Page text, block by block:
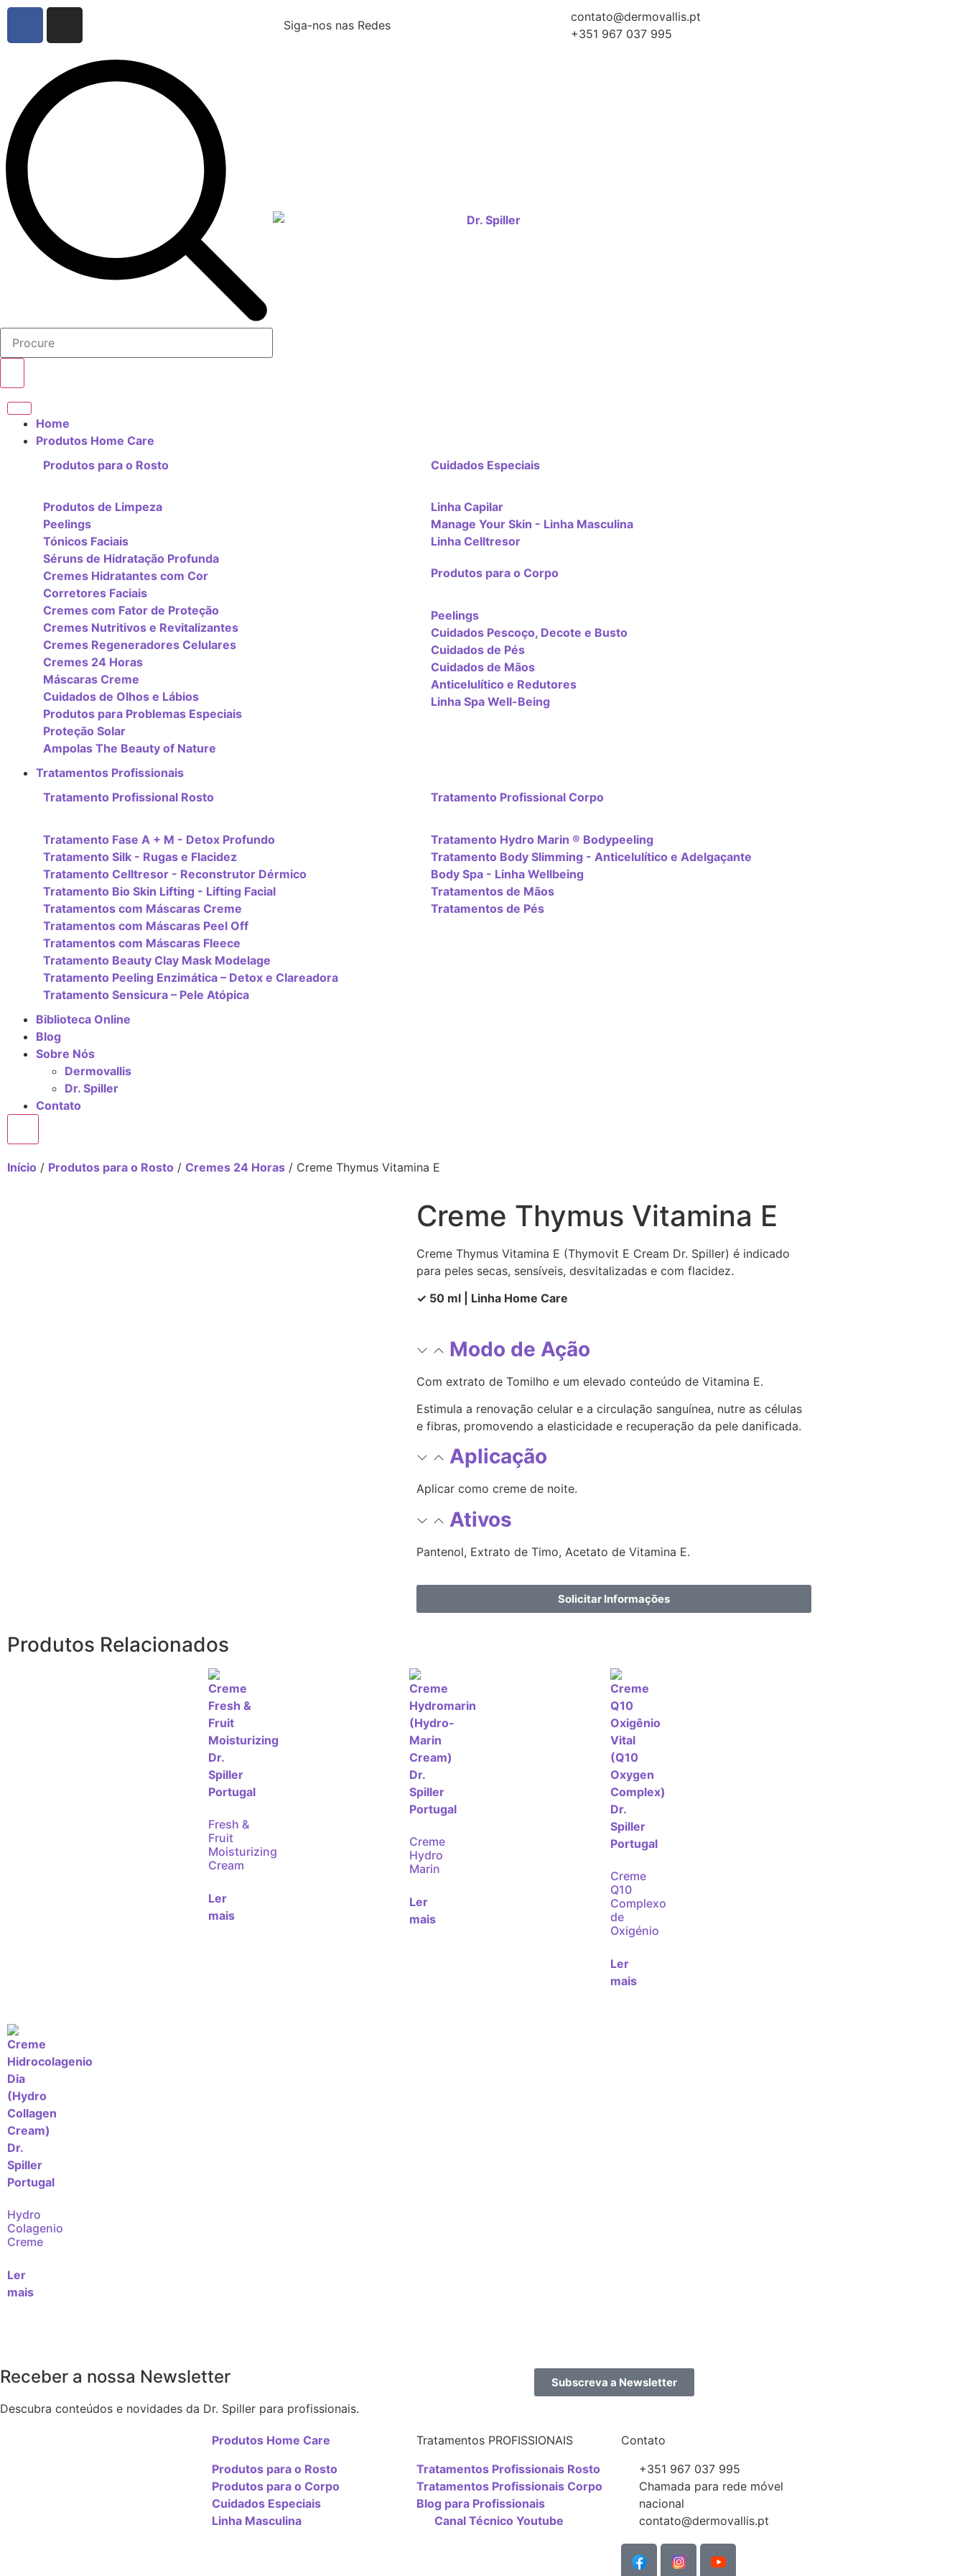
Siga-nos nas Redes
contato@dermovallis.pt
+351 967 037 995
Home
Produtos Home Care
Produtos para o Rosto
Produtos de Limpeza
Peelings
Tónicos Faciais
Séruns de Hidratação Profunda
Cremes Hidratantes com Cor
Corretores Faciais
Cremes com Fator de Proteção
Cremes Nutritivos e Revitalizantes
Cremes Regeneradores Celulares
Cremes 24 Horas
Máscaras Creme
Cuidados de Olhos e Lábios
Produtos para Problemas Especiais
Proteção Solar
Ampolas The Beauty of Nature
Cuidados Especiais
Linha Capilar
Manage Your Skin - Linha Masculina
Linha Celltresor
Produtos para o Corpo
Peelings
Cuidados Pescoço, Decote e Busto
Cuidados de Pés
Cuidados de Mãos
Anticelulítico e Redutores
Linha Spa Well-Being
Tratamentos Profissionais
Tratamento Profissional Rosto
Tratamento Fase A + M - Detox Profundo
Tratamento Silk - Rugas e Flacidez
Tratamento Celltresor - Reconstrutor Dérmico
Tratamento Bio Skin Lifting - Lifting Facial
Tratamentos com Máscaras Creme
Tratamentos com Máscaras Peel Off
Tratamentos com Máscaras Fleece
Tratamento Beauty Clay Mask Modelage
Tratamento Peeling Enzimática – Detox e Clareadora
Tratamento Sensicura – Pele Atópica
Tratamento Profissional Corpo
Tratamento Hydro Marin ® Bodypeeling
Tratamento Body Slimming - Anticelulítico e Adelgaçante
Body Spa - Linha Wellbeing
Tratamentos de Mãos
Tratamentos de Pés
Biblioteca Online
Blog
Sobre Nós
Dermovallis
Dr. Spiller
Contato
Início / Produtos para o Rosto / Cremes 24 Horas / Creme Thymus Vitamina E
Creme Thymus Vitamina E
Creme Thymus Vitamina E (Thymovit E Cream Dr. Spiller) é indicado
para peles secas, sensíveis, desvitalizadas e com flacidez.
✓ 50 ml | Linha Home Care
Modo de Ação
Com extrato de Tomilho e um elevado conteúdo de Vitamina E.
Estimula a renovação celular e a circulação sanguínea, nutre as células
e fibras, promovendo a elasticidade e recuperação da pele danificada.
Aplicação
Aplicar como creme de noite.
Ativos
Pantenol, Extrato de Timo, Acetato de Vitamina E.
Solicitar Informações
Produtos Relacionados
Fresh &
Fruit
Moisturizing
Cream
Ler
mais
Creme
Hydro
Marin
Ler
mais
Creme
Q10
Complexo
de
Oxigénio
Ler
mais
Hydro
Colagenio
Creme
Ler
mais
Receber a nossa Newsletter
Descubra conteúdos e novidades da Dr. Spiller para profissionais.
Subscreva a Newsletter
Produtos Home Care
Produtos para o Rosto
Produtos para o Corpo
Cuidados Especiais
Linha Masculina
Tratamentos PROFISSIONAIS
Tratamentos Profissionais Rosto
Tratamentos Profissionais Corpo
Blog para Profissionais
Canal Técnico Youtube
Contato
+351 967 037 995
Chamada para rede móvel
nacional
contato@dermovallis.pt